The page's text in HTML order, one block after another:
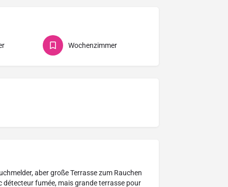
Wochenzimmer
aber große Terrasse zum Rauchen
fumée, mais grande terrasse pour